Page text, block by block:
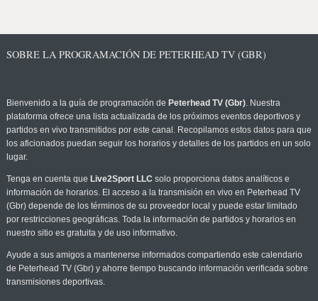
SOBRE LA PROGRAMACIÓN DE PETERHEAD TV (GBR)
Bienvenido a la guía de programación de Peterhead TV (Gbr). Nuestra
plataforma ofrece una lista actualizada de los próximos eventos deportivos y
partidos en vivo transmitidos por este canal. Recopilamos estos datos para que
los aficionados puedan seguir los horarios y detalles de los partidos en un solo
lugar.
Tenga en cuenta que Live2Sport LLC solo proporciona datos analíticos e
información de horarios. El acceso a la transmisión en vivo en Peterhead TV
(Gbr) depende de los términos de su proveedor local y puede estar limitado
por restricciones geográficas. Toda la información de partidos y horarios en
nuestro sitio es gratuita y de uso informativo.
Ayude a sus amigos a mantenerse informados compartiendo este calendario
de Peterhead TV (Gbr) y ahorre tiempo buscando información verificada sobre
transmisiones deportivas.